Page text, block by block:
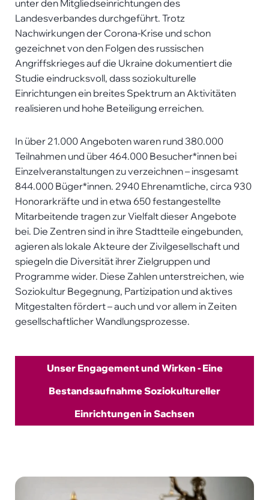
unter den Mitgliedseinrichtungen des
Landesverbandes durchgeführt. Trotz
Nachwirkungen der Corona-Krise und schon
gezeichnet von den Folgen des russischen
Angriffskrieges auf die Ukraine dokumentiert die
Studie eindrucksvoll, dass soziokulturelle
Einrichtungen ein breites Spektrum an Aktivitäten
realisieren und hohe Beteiligung erreichen.
In über 21.000 Angeboten waren rund 380.000
Teilnahmen und über 464.000 Besucher*innen bei
Einzelveranstaltungen zu verzeichnen – insgesamt
844.000 Büger*innen. 2940 Ehrenamtliche, circa 930
Honorarkräfte und in etwa 650 festangestellte
Mitarbeitende tragen zur Vielfalt dieser Angebote
bei. Die Zentren sind in ihre Stadtteile eingebunden,
agieren als lokale Akteure der Zivilgesellschaft und
spiegeln die Diversität ihrer Zielgruppen und
Programme wider. Diese Zahlen unterstreichen, wie
Soziokultur Begegnung, Partizipation und aktives
Mitgestalten fördert – auch und vor allem in Zeiten
gesellschaftlicher Wandlungsprozesse.
Unser Engagement und Wirken - Eine
Bestandsaufnahme Soziokultureller
Einrichtungen in Sachsen